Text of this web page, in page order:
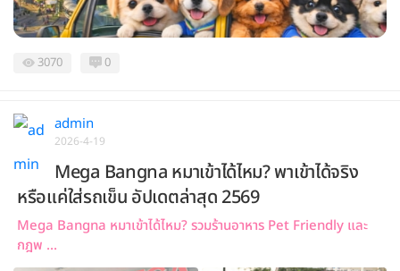
3070 0
admin
2026-4-19
Mega Bangna หมาเข้าได้ไหม? พาเข้าได้จริง
หรือแค่ใส่รถเข็น อัปเดตล่าสุด 2569
Mega Bangna หมาเข้าได้ไหม? รวมร้านอาหาร Pet Friendly และ
กฎพ ...